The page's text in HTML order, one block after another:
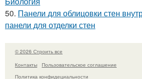
50. Панели для облицовки стен
панели для отделки стен
© 2026 Строить все
Контакты
Пользовательское соглашение
Политика конфидециальности